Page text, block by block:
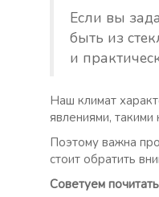
Если вы
быть из
и
Наш климат
явлениями,
Поэтому важна
стоит обратить
Советуем